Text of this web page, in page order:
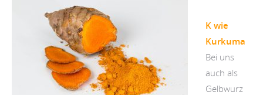
K wie
Kurkuma
Bei uns
auch als
Gelbwurz